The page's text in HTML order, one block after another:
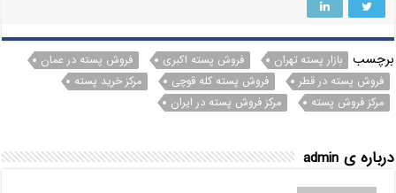
برچسب بازار پسته تهران فروش پسته اکبری
فروش پسته در عمان
فروش پسته در قطر
فروش پسته کله قوچی
مرکز خرید پسته
مرکز فروش پسته
مرکز فروش پسته در ایران
درباره ی admin